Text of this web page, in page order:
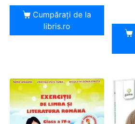
Cumpărați de la
libris.ro